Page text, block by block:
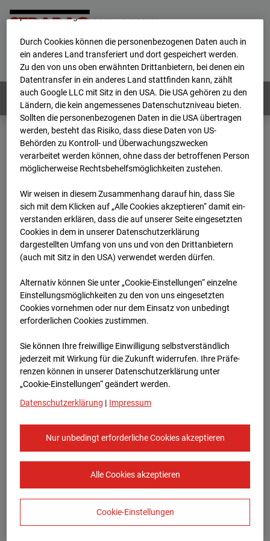
Home E-Mail Impressum
Login
Deutsch / English
Webcams: Alle Länder
Home
Deutschland
BC-120 - BV W2 Campus BT 1-3
Archiv
2025
08:25
BC-120 - BV W2
Campus BT 1-3
Stuttgart
Zur Übersicht
Europe/Berlin
personenbezogene Daten verarbeitet.
Durch Cookies können die personenbezogenen Daten auch in
ein anderes Land transferiert und dort gespeichert werden.
Zu den von uns oben erwähnten Drittanbietern, bei denen ein
Datentransfer in ein anderes Land stattfinden kann, zählt
auch Google LLC mit Sitz in den USA. Die USA gehören zu den
Ländern, die kein angemessenes Datenschutzniveau bieten.
Sollten die personenbezogenen Daten in die USA übertragen
werden, besteht das Risiko, dass diese Daten von US-
Behörden zu Kontroll- und Überwachungszwecken
verarbeitet werden können, ohne dass der betroffenen Person
möglicherweise Rechtsbehelfsmöglichkeiten zustehen.
Wir weisen in diesem Zusammenhang darauf hin, dass Sie
sich mit dem Klicken auf „Alle Cookies akzeptieren“ damit ein­
ver­standen erklären, dass die auf unserer Seite eingesetzten
Cookies in dem in unserer Datenschutzerklärung
dargestellten Umfang von uns und von den Drittanbietern
(auch mit Sitz in den USA) verwendet werden dürfen.
Alternativ können Sie unter „Cookie-Einstellungen“ einzelne
Einstellungsmöglichkeiten zu den von uns eingesetzten
Cookies vornehmen oder nur dem Einsatz von unbedingt
erforderlichen Cookies zustimmen.
Sie können Ihre freiwillige Einwilligung selbstverständlich
jederzeit mit Wirkung für die Zukunft widerrufen. Ihre Prä­fe­
renzen können in unserer Datenschutzerklärung unter
„Cookie-Einstellungen“ geändert werden.
Datenschutzerklärung | Impressum
Nur unbedingt erforderliche Cookies akzeptieren
Alle Cookies akzeptieren
Cookie-Einstellungen